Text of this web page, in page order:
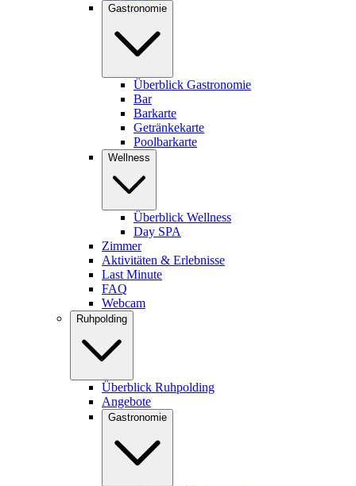
Gastronomie
Überblick Gastronomie
Bar
Barkarte
Getränkekarte
Poolbarkarte
Wellness
Überblick Wellness
Day SPA
Zimmer
Aktivitäten & Erlebnisse
Last Minute
FAQ
Webcam
Ruhpolding
Überblick Ruhpolding
Angebote
Gastronomie